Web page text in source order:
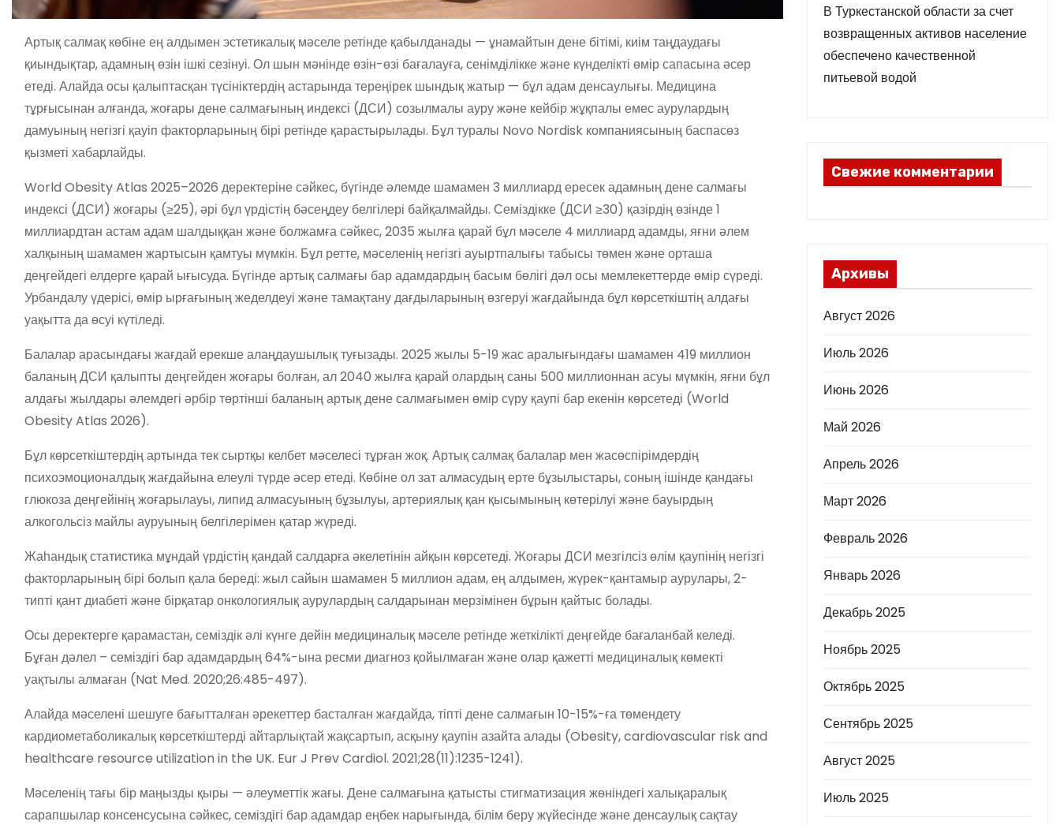
Артық салмақ көбіне ең алдымен эстетикалық мәселе ретінде қабылданады — ұнамайтын дене бітімі, киім таңдаудағы
қиындықтар, адамның өзін ішкі сезінуі. Ол шын мәнінде өзін-өзі бағалауға, сенімділікке және күнделікті өмір сапасына әсер
етеді. Алайда осы қалыптасқан түсініктердің астарында тереңірек шындық жатыр — бұл адам денсаулығы. Медицина
тұрғысынан алғанда, жоғары дене салмағының индексі (ДСИ) созылмалы ауру және кейбір жұқпалы емес аурулардың
дамуының негізгі қауіп факторларының бірі ретінде қарастырылады. Бұл туралы Novo Nordisk компаниясының баспасөз
қызметі хабарлайды.
World Obesity Atlas 2025–2026 деректеріне сәйкес, бүгінде әлемде шамамен 3 миллиард ересек адамның дене салмағы
индексі (ДСИ) жоғары (≥25), әрі бұл үрдістің бәсеңдеу белгілері байқалмайды. Семіздікке (ДСИ ≥30) қазірдің өзінде 1
миллиардтан астам адам шалдыққан және болжамға сәйкес, 2035 жылға қарай бұл мәселе 4 миллиард адамды, яғни әлем
халқының шамамен жартысын қамтуы мүмкін. Бұл ретте, мәселенің негізгі ауыртпалығы табысы төмен және орташа
деңгейдегі елдерге қарай ығысуда. Бүгінде артық салмағы бар адамдардың басым бөлігі дәл осы мемлекеттерде өмір сүреді.
Урбандалу үдерісі, өмір ырғағының жеделдеуі және тамақтану дағдыларының өзгеруі жағдайында бұл көрсеткіштің алдағы
уақытта да өсуі күтіледі.
Балалар арасындағы жағдай ерекше алаңдаушылық туғызады. 2025 жылы 5-19 жас аралығындағы шамамен 419 миллион
баланың ДСИ қалыпты деңгейден жоғары болған, ал 2040 жылға қарай олардың саны 500 миллионнан асуы мүмкін, яғни бұл
алдағы жылдары әлемдегі әрбір төртінші баланың артық дене салмағымен өмір сүру қаупі бар екенін көрсетеді (World
Obesity Atlas 2026).
Бұл көрсеткіштердің артында тек сыртқы келбет мәселесі тұрған жоқ. Артық салмақ балалар мен жасөспірімдердің
психоэмоционалдық жағдайына елеулі түрде әсер етеді. Көбіне ол зат алмасудың ерте бұзылыстары, соның ішінде қандағы
глюкоза деңгейінің жоғарылауы, липид алмасуының бұзылуы, артериялық қан қысымының көтерілуі және бауырдың
алкогольсіз майлы ауруының белгілерімен қатар жүреді.
Жаһандық статистика мұндай үрдістің қандай салдарға әкелетінін айқын көрсетеді. Жоғары ДСИ мезгілсіз өлім қаупінің негізгі
факторларының бірі болып қала береді: жыл сайын шамамен 5 миллион адам, ең алдымен, жүрек-қантамыр аурулары, 2-
типті қант диабеті және бірқатар онкологиялық аурулардың салдарынан мерзімінен бұрын қайтыс болады.
Осы деректерге қарамастан, семіздік әлі күнге дейін медициналық мәселе ретінде жеткілікті деңгейде бағаланбай келеді.
Бұған дәлел – семіздігі бар адамдардың 64%-ына ресми диагноз қойылмаған және олар қажетті медициналық көмекті
уақтылы алмаған (Nat Med. 2020;26:485-497).
Алайда мәселені шешуге бағытталған әрекеттер басталған жағдайда, тіпті дене салмағын 10-15%-ға төмендету
кардиометаболикалық көрсеткіштерді айтарлықтай жақсартып, асқыну қаупін азайта алады (Obesity, cardiovascular risk and
healthcare resource utilization in the UK. Eur J Prev Cardiol. 2021;28(11):1235-1241).
Мәселенің тағы бір маңызды қыры — әлеуметтік жағы. Дене салмағына қатысты стигматизация жөніндегі халықаралық
сарапшылар консенсусына сәйкес, семіздігі бар адамдар еңбек нарығында, білім беру жүйесінде және денсаулық сақтау
В Туркестанской области за счет
возвращенных активов население
обеспечено качественной
питьевой водой
Свежие комментарии
Архивы
Август 2026
Июль 2026
Июнь 2026
Май 2026
Апрель 2026
Март 2026
Февраль 2026
Январь 2026
Декабрь 2025
Ноябрь 2025
Октябрь 2025
Сентябрь 2025
Август 2025
Июль 2025